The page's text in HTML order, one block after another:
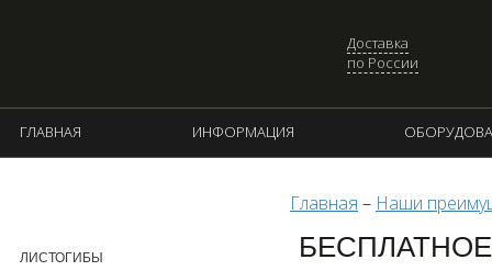
Доставка
по России
ГЛАВНАЯ ИНФОРМАЦИЯ
ЛИСТОГИБЫ
Главная – Наши